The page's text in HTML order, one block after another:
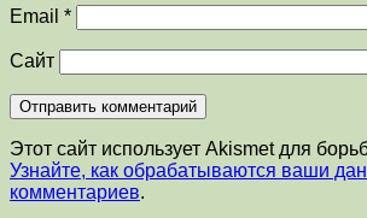
Email *
Сайт
Этот сайт использует Akismet для
Узнайте, как обрабатываются ваши
комментариев.